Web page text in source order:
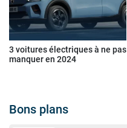
3 voitures électriques à ne pas
manquer en 2024
Bons plans